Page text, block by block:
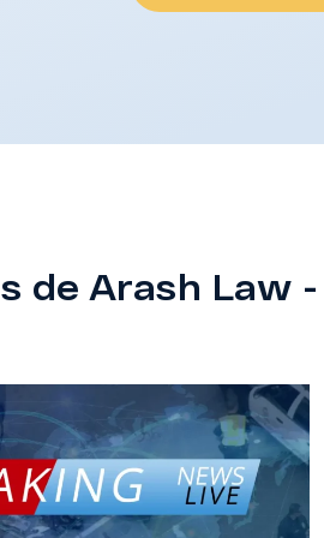
de Arash Law